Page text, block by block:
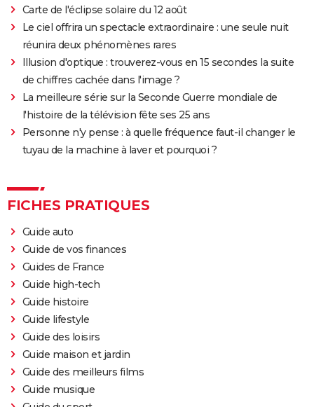
Carte de l'éclipse solaire du 12 août
Le ciel offrira un spectacle extraordinaire : une seule nuit
réunira deux phénomènes rares
Illusion d'optique : trouverez-vous en 15 secondes la suite
de chiffres cachée dans l'image ?
La meilleure série sur la Seconde Guerre mondiale de
l'histoire de la télévision fête ses 25 ans
Personne n'y pense : à quelle fréquence faut-il changer le
tuyau de la machine à laver et pourquoi ?
FICHES PRATIQUES
Guide auto
Guide de vos finances
Guides de France
Guide high-tech
Guide histoire
Guide lifestyle
Guide des loisirs
Guide maison et jardin
Guide des meilleurs films
Guide musique